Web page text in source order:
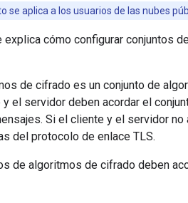
se aplica a los usuarios de las nubes
explica cómo configurar conjuntos
de cifrado es un conjunto de
y el servidor deben acordar el
Si el cliente y el servidor
del protocolo de enlace TLS.
de algoritmos de cifrado deben